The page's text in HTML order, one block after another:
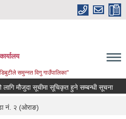
समुन्नत विगु गाउँपालिका"
मौजुदा सूचीमा सूचिकृत हुने सम्बन्धी सूचना
नं. २ (ओराङ)